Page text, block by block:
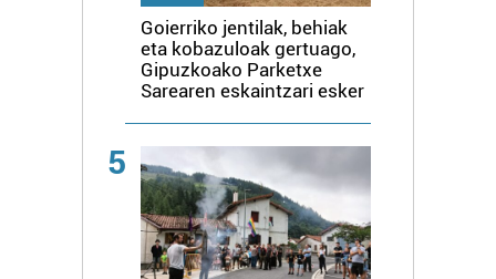
Goierriko jentilak, behiak
eta kobazuloak gertuago,
Gipuzkoako Parketxe
Sarearen eskaintzari esker
5